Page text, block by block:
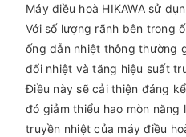
Máy điều hoà HIKAWA sử
Với số lượng rãnh bên trong
ống dẫn nhiệt thông thường
đổi nhiệt và tăng hiệu suất
Điều này sẽ cải thiện đáng
đó giảm thiểu hao mòn
truyền nhiệt của máy điều